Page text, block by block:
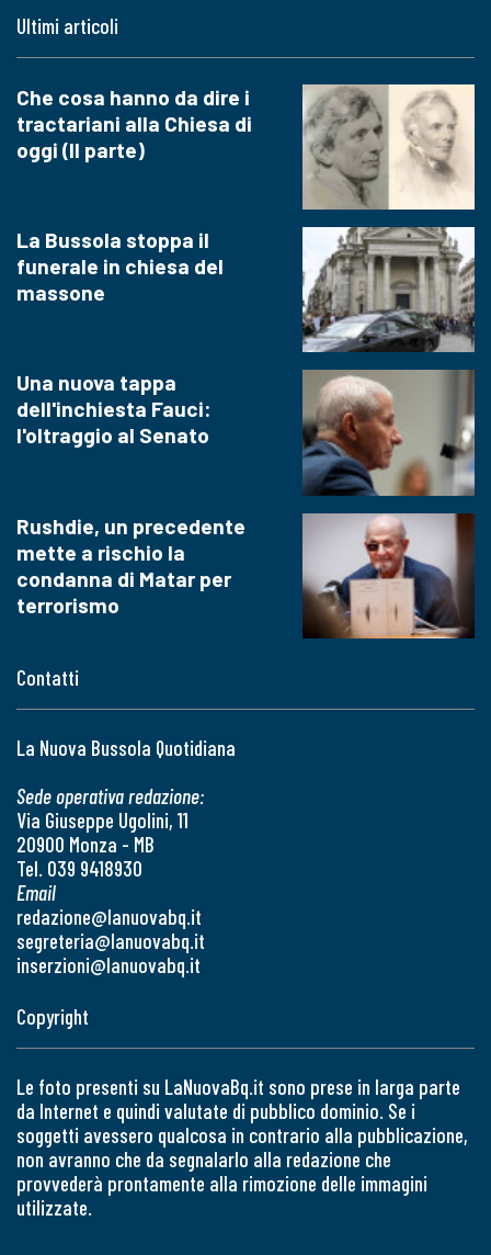
Contatti
La Nuova Bussola Quotidiana
Sede operativa redazione:
Via Giuseppe Ugolini, 11
20900 Monza - MB
Tel. 039 9418930
Email
redazione@lanuovabq.it
segreteria@lanuovabq.it
inserzioni@lanuovabq.it
Ultimi articoli
Che cosa hanno da dire i
tractariani alla Chiesa di
oggi (II parte)
La Bussola stoppa il
funerale in chiesa del
massone
Una nuova tappa
dell'inchiesta Fauci:
l'oltraggio al Senato
Rushdie, un precedente
mette a rischio la
condanna di Matar per
terrorismo
Copyright
Le foto presenti su LaNuovaBq.it sono prese in larga parte
da Internet e quindi valutate di pubblico dominio. Se i
soggetti avessero qualcosa in contrario alla pubblicazione,
non avranno che da segnalarlo alla redazione che
provvederà prontamente alla rimozione delle immagini
utilizzate.